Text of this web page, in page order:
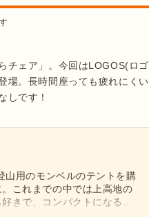
チェア」。今回はLOGOS(ロ
場。長時間座っても疲れにく
しです！
山用のモンベルのテントを購
これまでの中では上高地の
きで、コンパクトになる